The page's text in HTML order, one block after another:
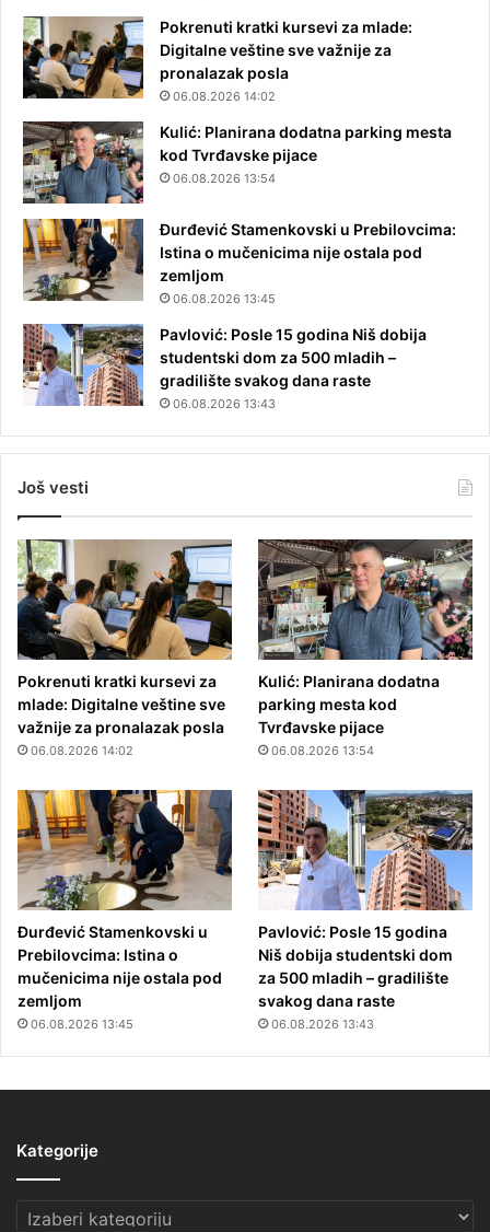
Pokrenuti kratki kursevi za mlade:
Digitalne veštine sve važnije za
pronalazak posla
06.08.2026 14:02
Kulić: Planirana dodatna parking mesta
kod Tvrđavske pijace
06.08.2026 13:54
Đurđević Stamenkovski u Prebilovcima:
Istina o mučenicima nije ostala pod
zemljom
06.08.2026 13:45
Pavlović: Posle 15 godina Niš dobija
studentski dom za 500 mladih –
gradilište svakog dana raste
06.08.2026 13:43
Još vesti
Pokrenuti kratki kursevi za
mlade: Digitalne veštine sve
važnije za pronalazak posla
06.08.2026 14:02
Kulić: Planirana dodatna
parking mesta kod
Tvrđavske pijace
06.08.2026 13:54
Đurđević Stamenkovski u
Prebilovcima: Istina o
mučenicima nije ostala pod
zemljom
06.08.2026 13:45
Pavlović: Posle 15 godina
Niš dobija studentski dom
za 500 mladih – gradilište
svakog dana raste
06.08.2026 13:43
Kategorije
Kategorije